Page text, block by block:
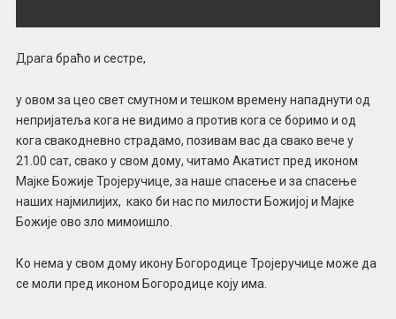
Драга браћо и сестре,
у овом за цео свет смутном и тешком времену нападнути од
непријатеља кога не видимо а против кога се боримо и од
кога свакодневно страдамо, позивам вас да свако вече у
21.00 сат, свако у свом дому, читамо Акатист пред иконом
Мајке Божије Тројеручице, за наше спасење и за спасење
наших најмилијих, како би нас по милости Божијој и Мајке
Божије ово зло мимоишло.
Ко нема у свом дому икону Богородице Тројеручице може да
се моли пред иконом Богородице коју има.